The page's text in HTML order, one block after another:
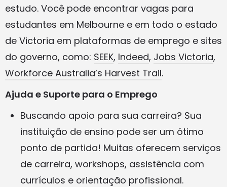
estudo. Você pode encontrar vagas para
estudantes em Melbourne e em todo o estado
de Victoria em plataformas de emprego e sites
do governo, como: SEEK, Indeed, Jobs Victoria,
Workforce Australia’s Harvest Trail.
Ajuda e Suporte para o Emprego
Buscando apoio para sua carreira? Sua
instituição de ensino pode ser um ótimo
ponto de partida! Muitas oferecem serviços
de carreira, workshops, assistência com
currículos e orientação profissional.